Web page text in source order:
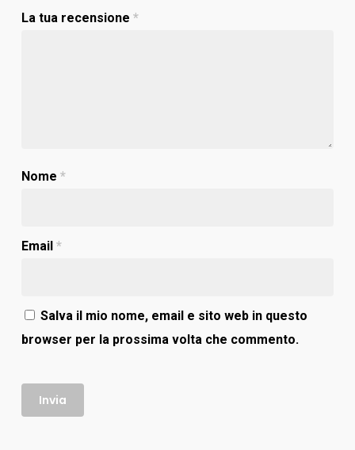
La tua recensione *
Nome *
Email *
Salva il mio nome, email e sito web in questo
browser per la prossima volta che commento.